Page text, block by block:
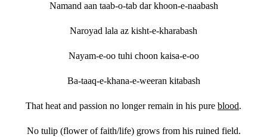
Namand aan taab-o-tab dar khoon-e-naabash
Naroyad lala az kisht-e-kharabash
Nayam-e-oo tuhi choon kaisa-e-oo
Ba-taaq-e-khana-e-weeran kitabash
That heat and passion no longer remain in his pure blood.
No tulip (flower of faith/life) grows from his ruined field.